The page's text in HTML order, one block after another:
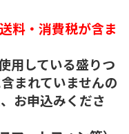
料・消費税が含ま
用している盛りつ
まれていませんの
お申込みくださ